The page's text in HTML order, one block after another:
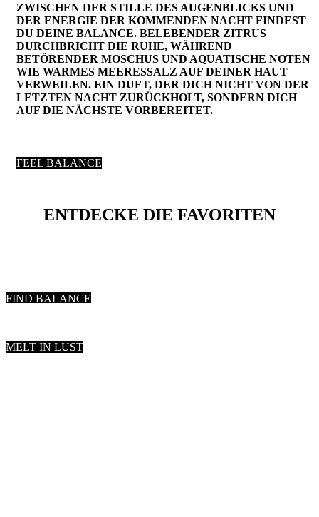
ZWISCHEN DER STILLE DES AUGENBLICKS UND
DER ENERGIE DER KOMMENDEN NACHT FINDEST
DU DEINE BALANCE. BELEBENDER ZITRUS
DURCHBRICHT DIE RUHE, WÄHREND
BETÖRENDER MOSCHUS UND AQUATISCHE NOTEN
WIE WARMES MEERESSALZ AUF DEINER HAUT
VERWEILEN. EIN DUFT, DER DICH NICHT VON DER
LETZTEN NACHT ZURÜCKHOLT, SONDERN DICH
AUF DIE NÄCHSTE VORBEREITET.
FEEL BALANCE
ENTDECKE DIE FAVORITEN
FIND BALANCE
MELT IN LUST